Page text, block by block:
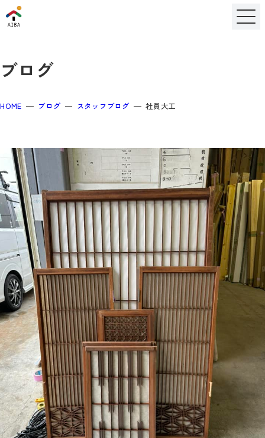
ブログ
HOME ブログ スタッフブログ 社員大工